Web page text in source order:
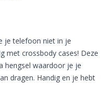
je telefoon niet in je
met crossbody cases! Deze
hengsel waardoor je je
dragen. Handig en je hebt